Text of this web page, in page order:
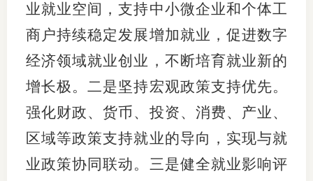
业就业空间，支持中小微企业和个体工
商户持续稳定发展增加就业，促进数字
经济领域就业创业，不断培育就业新的
增长极。二是坚持宏观政策支持优先。
强化财政、货币、投资、消费、产业、
区域等政策支持就业的导向，实现与就
业政策协同联动。三是健全就业影响评